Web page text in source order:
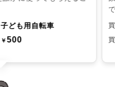
子ども用自転車
￥500